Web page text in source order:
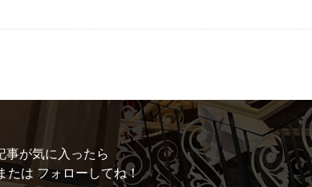
事が気に入ったら
たは フォローしてね！